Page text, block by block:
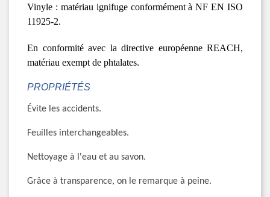
Vinyle : matériau ignifuge conformément à NF EN ISO
11925-2.
En conformité avec la directive européenne REACH,
matériau exempt de phtalates.
PROPRIÉTÉS
Évite les accidents.
Feuilles interchangeables.
Nettoyage à l'eau et au savon.
Grâce à transparence, on le remarque à peine.